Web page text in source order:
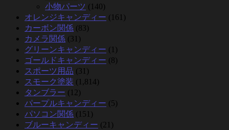
小物パーツ (140)
オレンジキャンディー (161)
カーボン関係 (83)
カメラ関係 (31)
グリーンキャンディー (1)
ゴールドキャンディー (8)
スポーツ用品 (31)
スモーク塗装 (1,814)
タンブラー (12)
パープルキャンディー (5)
パソコン関係 (151)
ブルーキャンディー (21)